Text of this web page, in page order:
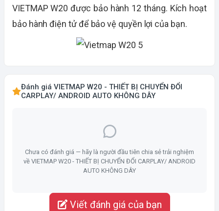
VIETMAP W20 được bảo hành 12 tháng. Kích hoạt
bảo hành điện tử để bảo vệ quyền lợi của bạn.
Đánh giá VIETMAP W20 - THIẾT BỊ CHUYỂN ĐỔI
CARPLAY/ ANDROID AUTO KHÔNG DÂY
Chưa có đánh giá — hãy là người đầu tiên chia sẻ trải nghiệm
về VIETMAP W20 - THIẾT BỊ CHUYỂN ĐỔI CARPLAY/ ANDROID
AUTO KHÔNG DÂY
Viết đánh giá của bạn